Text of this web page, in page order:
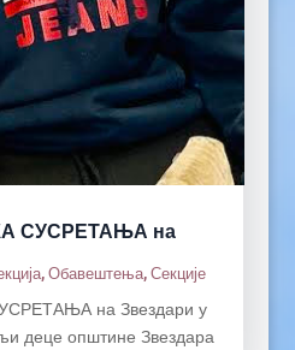
СУСРЕТАЊА на
,Обавештења,Секције
на Звездари у
деце општине Звездара